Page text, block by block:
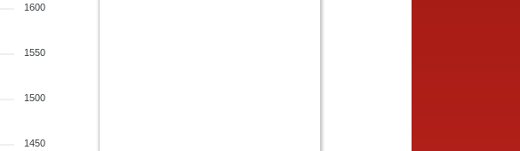
1600
1550
1500
1450